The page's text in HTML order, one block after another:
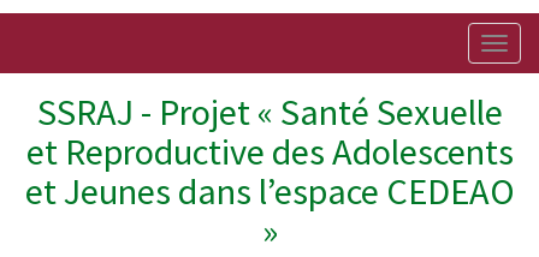
SSRAJ - Projet « Santé Sexuelle
et Reproductive des Adolescents
et Jeunes dans l’espace CEDEAO
»